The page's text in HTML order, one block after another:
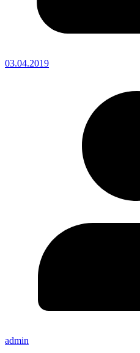
03.04.2019
admin